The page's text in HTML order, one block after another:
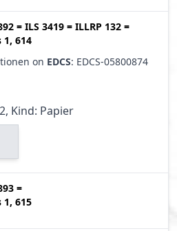
= ILS 3419 = ILLRP 132 =
614
on EDCS: EDCS-05800874
Kind: Papier
=
615